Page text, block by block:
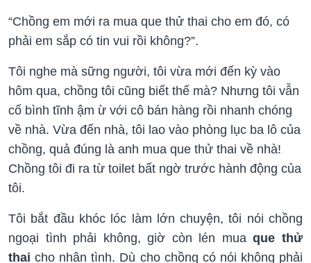
“Chồng em mới ra mua que thử thai cho em đó, có
phải em sắp có tin vui rồi không?”.
Tôi nghe mà sững người, tôi vừa mới đến kỳ vào
hôm qua, chồng tôi cũng biết thế mà? Nhưng tôi vẫn
cố bình tĩnh ậm ừ với cô bán hàng rồi nhanh chóng
về nhà. Vừa đến nhà, tôi lao vào phòng lục ba lô của
chồng, quả đúng là anh mua que thử thai về nhà!
Chồng tôi đi ra từ toilet bất ngờ trước hành động của
tôi.
Tôi bắt đầu khóc lóc làm lớn chuyện, tôi nói chồng
ngoại tình phải không, giờ còn lén muaque thử
thai cho nhân tình. Dù cho chồng có nói không phải